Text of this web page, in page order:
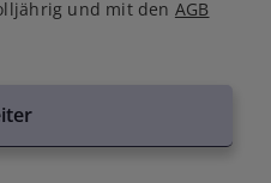
und mit den AGB